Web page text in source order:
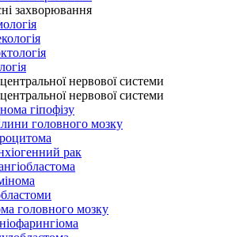
захворювання
нервової системи
нервової системи
гіпофізу
головного мозку
рак
головного мозку